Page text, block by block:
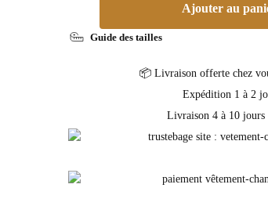
Ajouter au
Guide des tailles
📦 Livraison offerte chez
Expédition 1 à 2
Livraison 4 à 10 jours